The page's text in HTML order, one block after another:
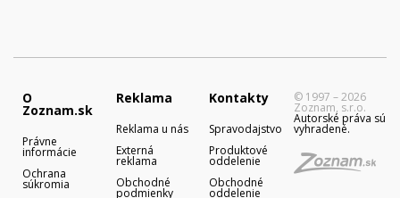
O
Zoznam.sk
Právne
informácie
Ochrana
súkromia
Reklama
Reklama u nás
Externá
reklama
Obchodné
podmienky
Kontakty
Spravodajstvo
Produktové
oddelenie
Obchodné
oddelenie
© 1997 – 2026
Zoznam, s.r.o.
Autorské práva sú
vyhradené.